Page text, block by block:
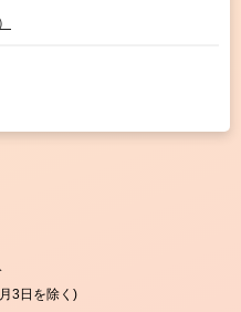
3日を除く)